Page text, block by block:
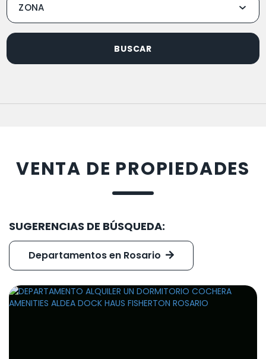
BUSCAR
VENTA DE PROPIEDADES
SUGERENCIAS DE BÚSQUEDA:
Departamentos en Rosario